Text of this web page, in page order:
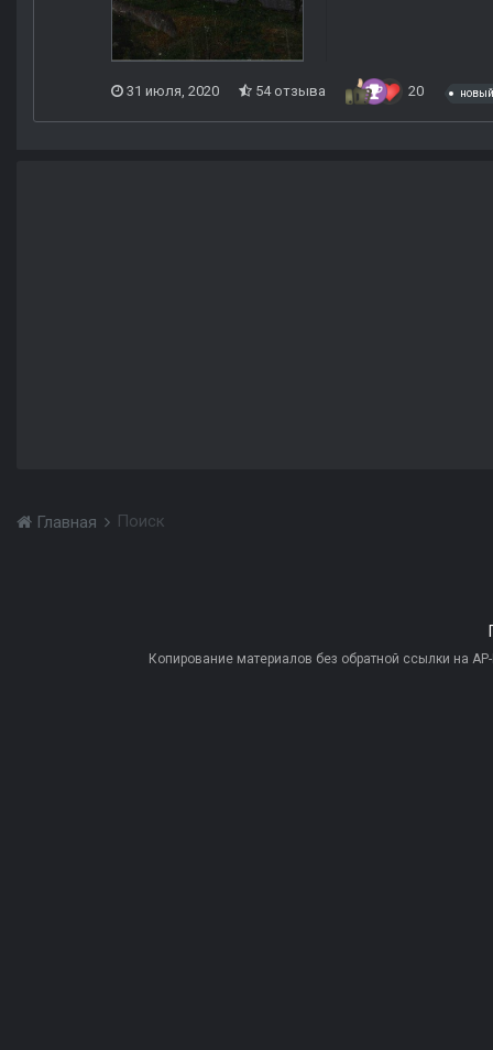
31 июля, 2020 54 отзыва 20
Главная Поиск
Копирование материалов без обратной ссылки на